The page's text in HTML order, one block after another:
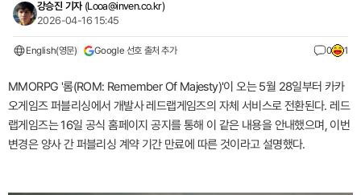
강승진 기자 (Looa@inven.co.kr)
2026-04-16 15:45
English(영문) Google 선호 출처 추가 0 1
MMORPG '롬(ROM: Remember Of Majesty)'이 오는 5월 28일부터 카카
오게임즈 퍼블리싱에서 개발사 레드랩게임즈의 자체 서비스로 전환된다. 레드
랩게임즈는 16일 공식 홈페이지 공지를 통해 이 같은 내용을 안내했으며, 이번
변경은 양사 간 퍼블리싱 계약 기간 만료에 따른 것이라고 설명했다.